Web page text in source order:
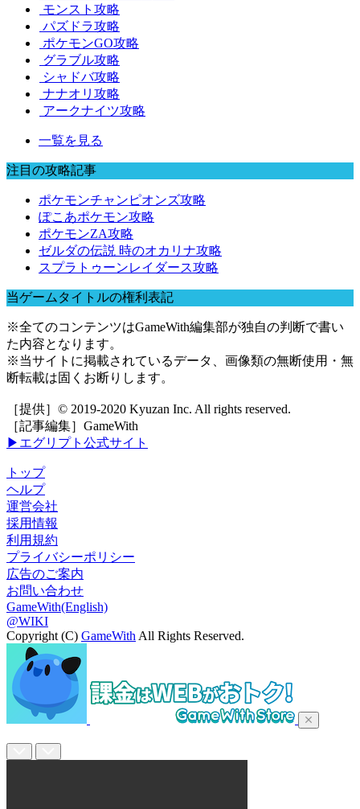
モンスト攻略
パズドラ攻略
ポケモンGO攻略
グラブル攻略
シャドバ攻略
ナナオリ攻略
アークナイツ攻略
一覧を見る
注目の攻略記事
ポケモンチャンピオンズ攻略
ぽこあポケモン攻略
ポケモンZA攻略
ゼルダの伝説 時のオカリナ攻略
スプラトゥーンレイダース攻略
当ゲームタイトルの権利表記
※全てのコンテンツはGameWith編集部が独自の判断で書い
た内容となります。
※当サイトに掲載されているデータ、画像類の無断使用・無
断転載は固くお断りします。
［提供］© 2019-2020 Kyuzan Inc. All rights reserved.
［記事編集］GameWith
▶エグリプト公式サイト
トップ
ヘルプ
運営会社
採用情報
利用規約
プライバシーポリシー
広告のご案内
お問い合わせ
GameWith(English)
@WIKI
Copyright (C) GameWith All Rights Reserved.